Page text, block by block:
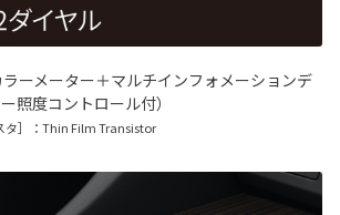
ラーメーター＋マルチインフォメーションデ
照度コントロール付）
タ］：Thin Film Transistor